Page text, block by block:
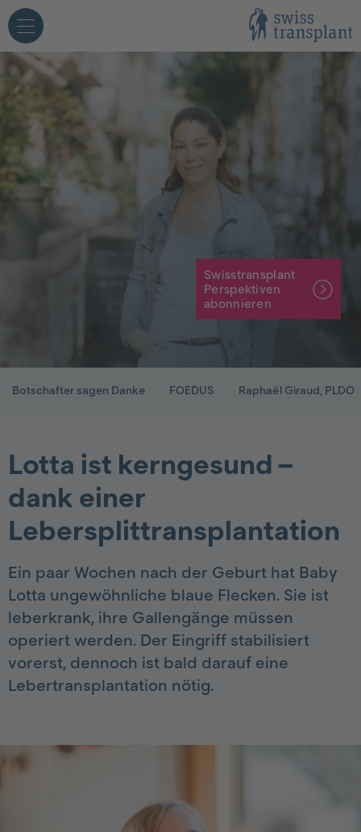
Medien
Schulen
Swisstransplant
Perspektiven
abonnieren
Botschafter sagen Danke FOEDUS Raphaël Giraud, PLDO
Lotta ist kerngesund –
dank einer
Lebersplittransplantation
Ein paar Wochen nach der Geburt hat Baby
Lotta ungewöhnliche blaue Flecken. Sie ist
leberkrank, ihre Gallengänge müssen
operiert werden. Der Eingriff stabilisiert
vorerst, dennoch ist bald darauf eine
Lebertransplantation nötig.